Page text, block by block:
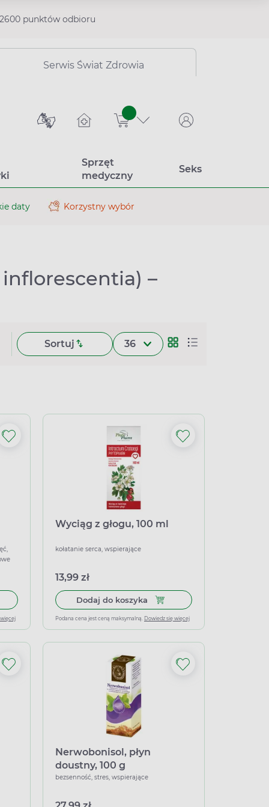
2600 punktów odbioru
Serwis Świat Zdrowia
sztuk
Sprzęt
medyczny
Seks
daty Korzystny wybór
–
Sortuj 36
miękkich
do koszyka Venoforton, 125 g
Wyciąg z głogu, 100 ml
kołatanie serca, wspierające
13,99 zł
Dodaj do koszyka Dodaj do koszyka Wyciąg z
Podana cena jest ceną maksymalną. Dowiedz się więcej
Nerwobonisol, płyn
doustny, 100 g
bezsenność, stres, wspierające